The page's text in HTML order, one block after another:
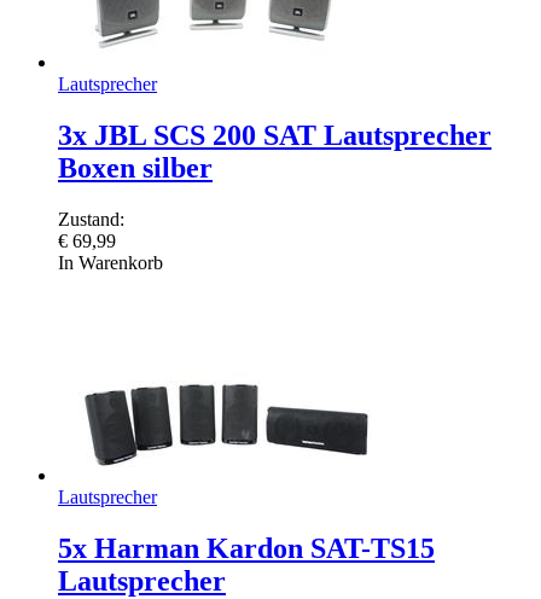
Lautsprecher
3x JBL SCS 200 SAT Lautsprecher
Boxen silber
Zustand:
€ 69,99
In Warenkorb
Lautsprecher
5x Harman Kardon SAT-TS15
Lautsprecher